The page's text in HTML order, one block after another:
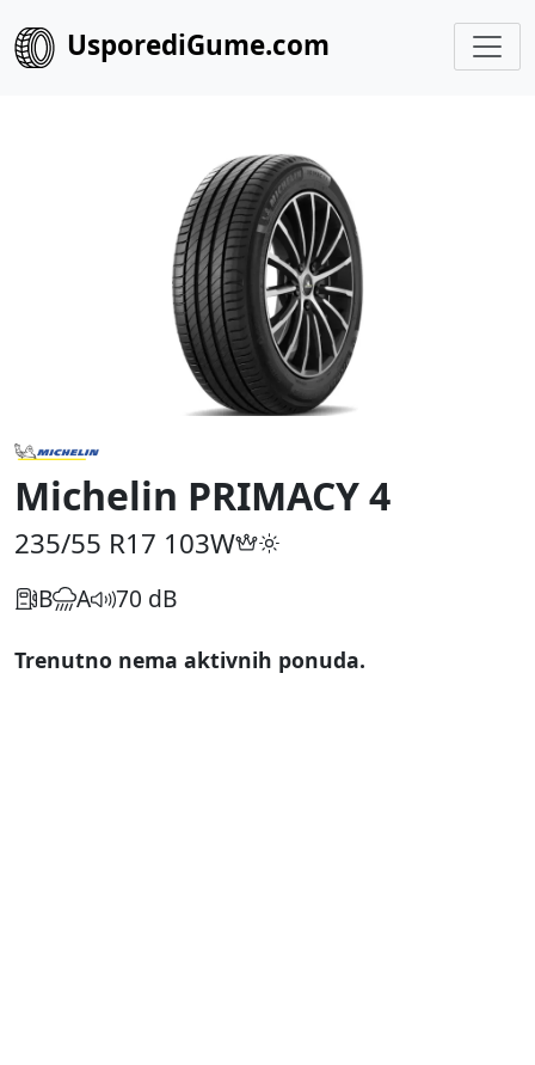
UsporediGume.com
Michelin PRIMACY 4
235/55 R17 103W
B A 70 dB
Trenutno nema aktivnih ponuda.